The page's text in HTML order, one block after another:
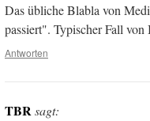
Das übliche Blabla von
passiert". Typischer Fall von
Antworten
TBRsagt: